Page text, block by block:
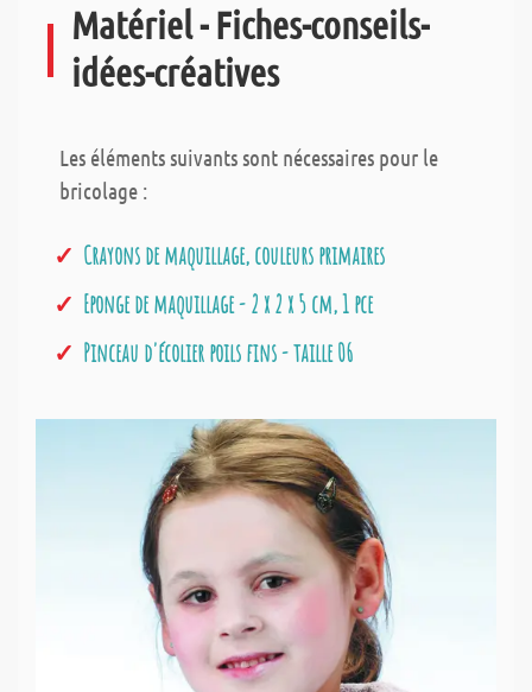
Matériel - Fiches-conseils-
idées-créatives
Les éléments suivants sont nécessaires pour le
bricolage :
Crayons de maquillage, couleurs primaires
Eponge de maquillage - 2 x 2 x 5 cm, 1 pce
Pinceau d'écolier poils fins - taille 06